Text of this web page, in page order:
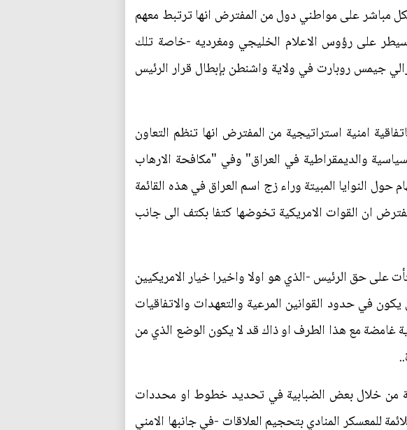
مباشر على مواطني دول من المفترض انها ترتبط معهم
سيطر على رؤوس الاعلام الخليجي ومغرديه -خاصة تلك
جيمس روبارت في ولاية واشنطن بإبطال قرار الرئيس
امنية استراتيجية من المفترض انها تنظم التعاون
والديمقراطية في العراق" وفي "مكافحة الارهاب
النوايا المبيتة وراء زج اسم العراق في هذه القائمة
ان القوات الامريكية تخوضها كتفا بكتف الى جانب
على حق الرئيس -الذي هو اولا واخيرا خيار الامريكيين
في حدود القوانين المرعية والتعهدات والاتفاقيات
غامضة مع هذا الطرف او ذاك قد لا يكون الوضع الذي من
من خلال بعض الضبابية في تحديد خطوط او محددات
للمعسكر المنادي بتحجيم العلاقات -في جانبها الامني